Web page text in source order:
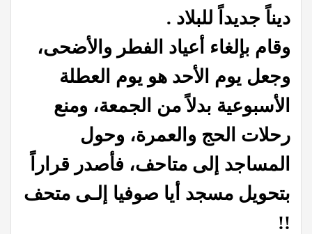
ديناً جديداً للبلاد .
وقام بإلغاء أعياد الفطر والأضحى،
وجعل يوم الأحد هو يوم العطلة
الأسبوعية بدلاً من الجمعة، ومنع
رحلات الحج والعمرة، وحول
المساجد إلى متاحف، فأصدر قراراً
بتحويل مسجد أيا صوفيا إلـى متحف
!!